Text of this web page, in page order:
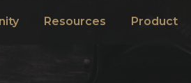
Resources Product